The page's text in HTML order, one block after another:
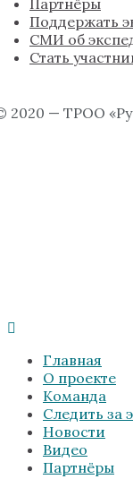
Партнёры
Поддержать
СМИ об
Стать
2020 — ТРОО
Главная
О проекте
Команда
Следить за
Новости
Видео
Партнёры